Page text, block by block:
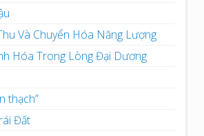
Và Chuyển Hóa Năng Lượng
Hóa Trong Lòng Đại Dương
thạch”
Đất